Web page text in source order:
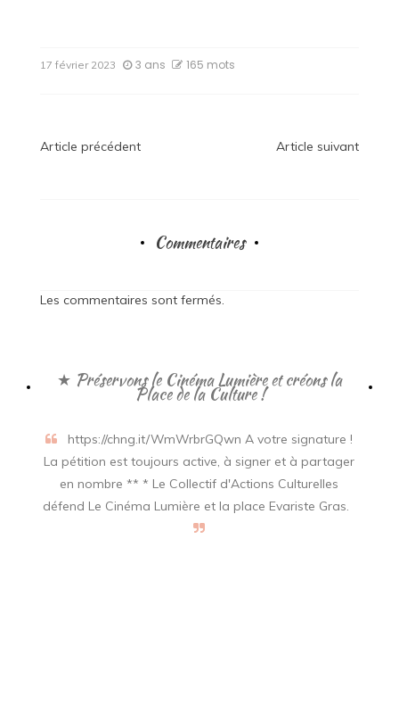
17 février 2023 3 ans 165 mots
Navigation
Article précédent Article suivant
Commentaires
Les commentaires sont fermés.
★ Préservons le Cinéma Lumière et créons la
Place de la Culture !
https://chng.it/WmWrbrGQwn A votre signature !
La pétition est toujours active, à signer et à partager
en nombre ** * Le Collectif d'Actions Culturelles
défend Le Cinéma Lumière et la place Evariste Gras.